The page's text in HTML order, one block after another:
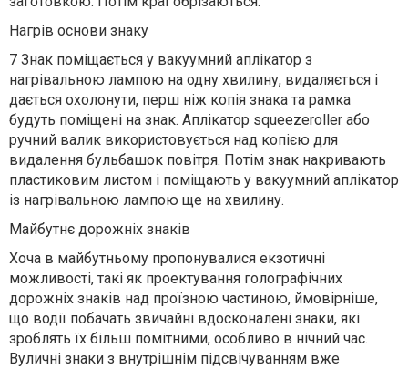
Нагрів основи знаку
7 Знак поміщається у вакуумний аплікатор з
нагрівальною лампою на одну хвилину, видаляється і
дається охолонути, перш ніж копія знака та рамка
будуть поміщені на знак. Аплікатор squeezeroller або
ручний валик використовується над копією для
видалення бульбашок повітря. Потім знак накривають
пластиковим листом і поміщають у вакуумний аплікатор
із нагрівальною лампою ще на хвилину.
Майбутнє дорожніх знаків
Хоча в майбутньому пропонувалися екзотичні
можливості, такі як проектування голографічних
дорожніх знаків над проїзною частиною, ймовірніше,
що водії побачать звичайні вдосконалені знаки, які
зроблять їх більш помітними, особливо в нічний час.
Вуличні знаки з внутрішнім підсвічуванням вже